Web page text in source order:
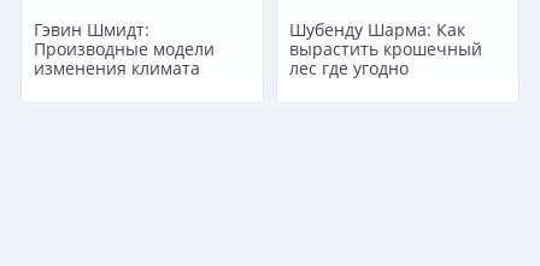
Гэвин Шмидт:
Производные модели
изменения климата
Шубенду Шарма: Как
вырастить крошечный
лес где угодно